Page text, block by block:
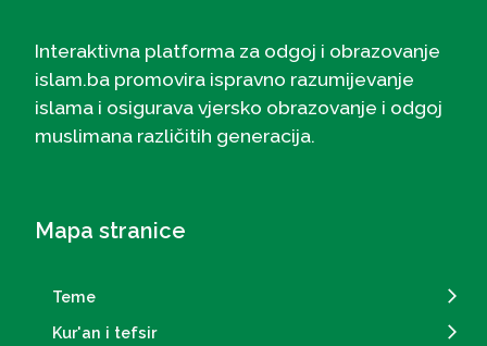
Interaktivna platforma za odgoj i obrazovanje
islam.ba promovira ispravno razumijevanje
islama i osigurava vjersko obrazovanje i odgoj
muslimana različitih generacija.
Mapa stranice
Teme
Kur'an i tefsir